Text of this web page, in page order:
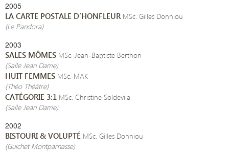
2005
LA CARTE POSTALE D’HONFLEURMSc. Gilles Donniou
(Le Pandora)
2003
SALES MÔMES MSc. Jean-Baptiste Berthon
(Salle Jean Dame)
HUIT FEMMES MSc. MAK
(Théo Théâtre)
CATÉGORIE 3:1 MSc. Christine Soldevila
(Salle Jean Dame)
2002
BISTOURI & VOLUPTÉ MSc. Gilles Donniou
(Guichet Montparnasse)